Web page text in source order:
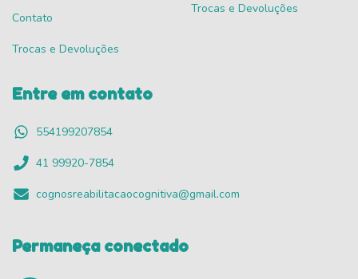
Contato
Trocas e Devoluções
Trocas e Devoluções
Entre em contato
554199207854
41 99920-7854
cognosreabilitacaocognitiva@gmail.com
Permaneça conectado